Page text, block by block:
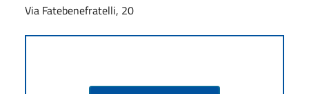
Via Fatebenefratelli, 20